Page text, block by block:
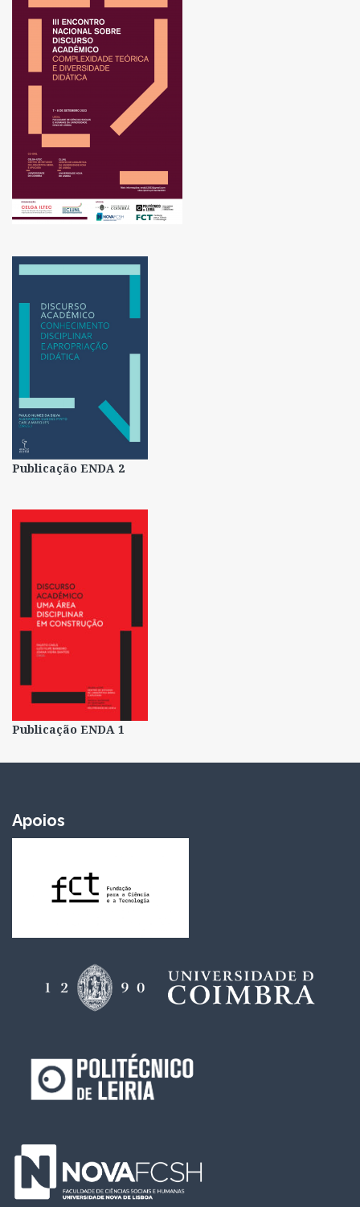
Publicação ENDA 2
Publicação ENDA 1
Apoios